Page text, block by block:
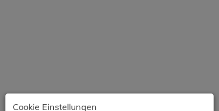
Cookie Einstellungen